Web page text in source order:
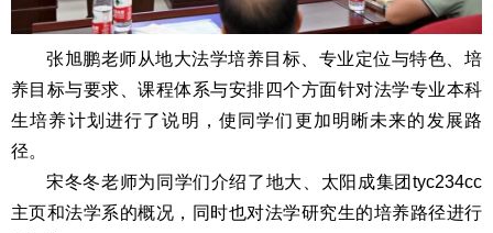
张旭鹏老师从地大法学培养目标、专业定位与特色、培
养目标与要求、课程体系与安排四个方面针对法学专业本科
生培养计划进行了说明，使同学们更加明晰未来的发展路
径。
宋冬冬老师为同学们介绍了地大、太阳成集团tyc234cc
主页和法学系的概况，同时也对法学研究生的培养路径进行